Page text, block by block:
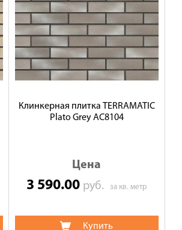
Клинкерная плитка TERRAMATIC
Plato Grey АС8104
Цена
3 590.00 руб.за кв. метр
Купить